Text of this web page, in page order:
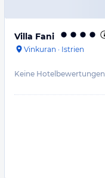
Villa Fani
Vinkuran · Istrien
Keine Hotelbewertungen